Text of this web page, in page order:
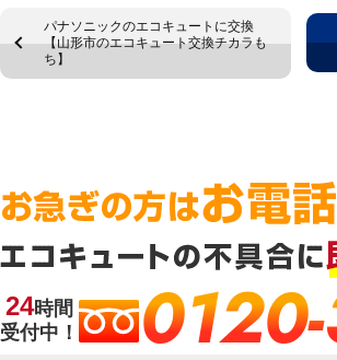
パナソニックのエコキュートに交換
【山形市のエコキュート交換チカラも
ち】
24時間
受付中！